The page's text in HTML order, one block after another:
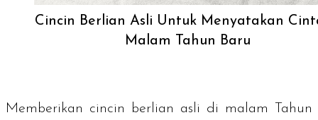
Cincin Berlian Asli Untuk Menyatakan
Malam Tahun Baru
Memberikan cincin berlian asli di malam Tahun